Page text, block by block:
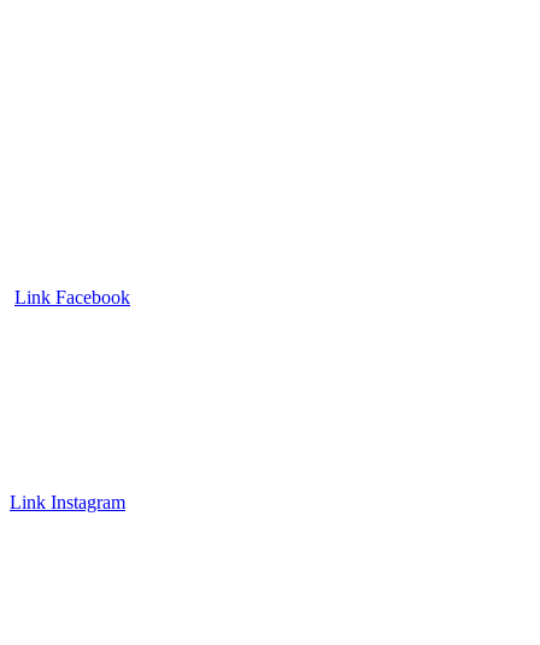
Link Facebook
Link Instagram